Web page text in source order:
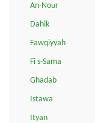
An-Nour
Dahik
Fawqiyyah
Fi s-Sama
Ghadab
Istawa
Ityan